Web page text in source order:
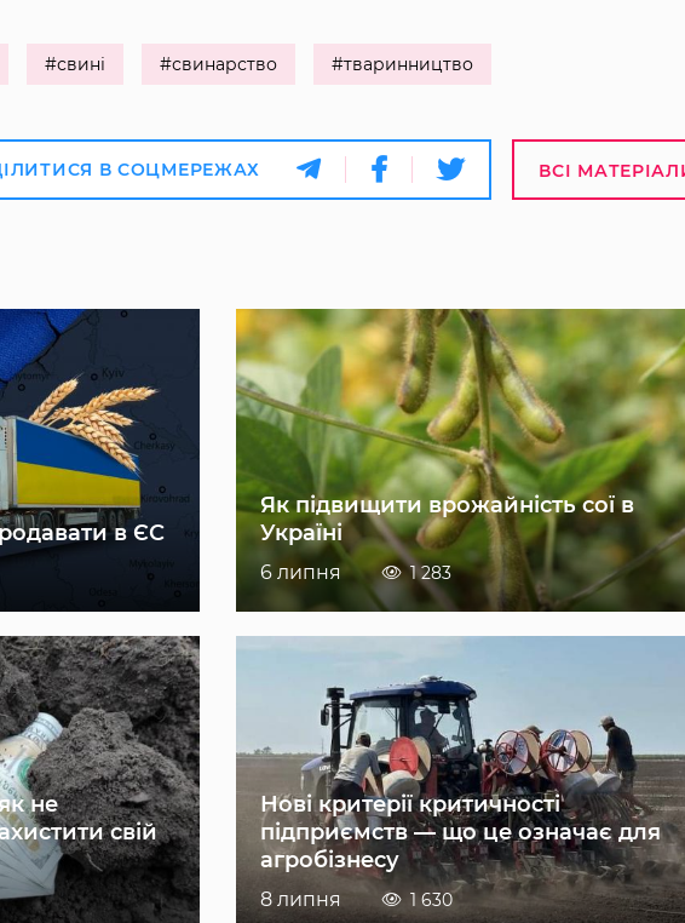
#свині #свинарство #тваринництво
В СОЦМЕРЕЖАХ ВСІ
в ЄС
Як підвищити врожайність сої в
Україні
6 липня 1 283
не
свій
Нові критерії критичності
підприємств — що це означає для
агробізнесу
8 липня 1 630